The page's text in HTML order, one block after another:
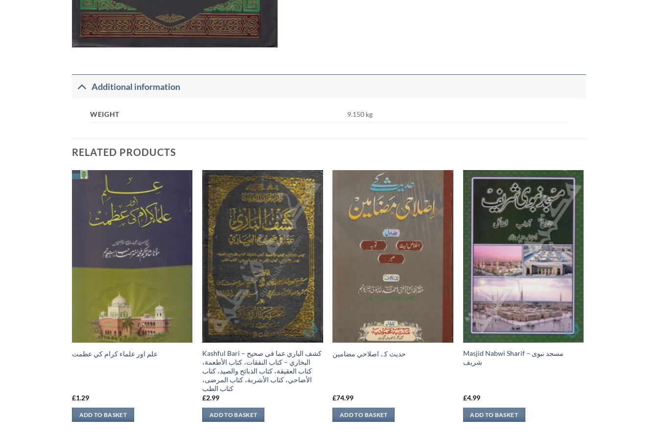
Additional information
WEIGHT 9.150 kg
RELATED PRODUCTS
علم اور علماء كرام كي عظمت
£1.29
ADD TO BASKET
Kashful Bari – كشف الباري عما في صحيح
البخاري – كتاب النفقات، كتاب الأطعمة،
كتاب العقيقة، كتاب الذبائح والصيد، كتاب
الأضاحي، كتاب الأشربة، كتاب المرضى،
كتاب الطب
£2.99
ADD TO BASKET
حدیث کے اصلاحي مضامين
£74.99
ADD TO BASKET
Masjid Nabwi Sharif – مسجد نبوی
شريف
£4.99
ADD TO BASKET